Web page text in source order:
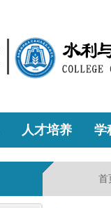
人才培养 学
首